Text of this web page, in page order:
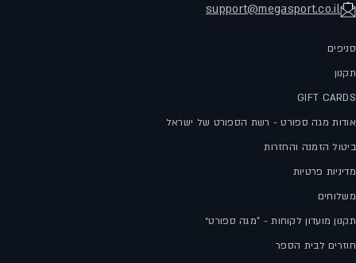
support@megasport.co.il
סניפים
תקנון
GIFT CARDS
אודות מגה ספורט - רשת הספורט של ישראל
ביטול הזמנה והחזרות
מדיניות פרטיות
משלוחים
תקנון מועדון לקוחות - "מגה ספורט״
חוזרים לבית הספר